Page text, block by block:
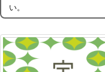
い。